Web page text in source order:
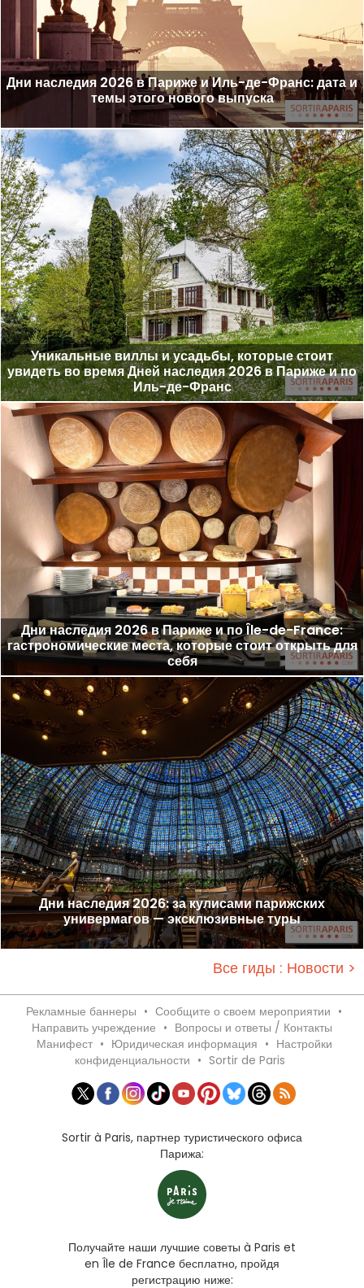
Дни наследия 2026 в Париже и Иль-де-Франс: дата и
темы этого нового выпуска
Уникальные виллы и усадьбы, которые стоит
увидеть во время Дней наследия 2026 в Париже и по
Иль-де-Франс
Дни наследия 2026 в Париже и по Île-de-France:
гастрономические места, которые стоит открыть для
себя
Дни наследия 2026: за кулисами парижских
универмагов — эксклюзивные туры
Все гиды : Новости >
Рекламные баннеры • Сообщите о своем мероприятии •
Направить учреждение • Вопросы и ответы / Контакты
Манифест • Юридическая информация • Настройки
конфиденциальности • Sortir de Paris
Sortir à Paris, партнер туристического офиса
Парижа:
Получайте наши лучшие советы à Paris et
en Île de France бесплатно, пройдя
регистрацию ниже: